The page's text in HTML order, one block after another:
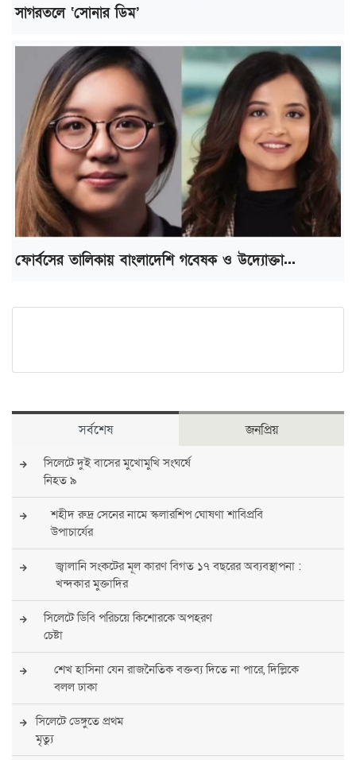
সাগরতলে ‘সোনার ডিম’
ফোর্বসের তালিকায় বাংলাদেশি গবেষক ও উদ্যোক্তা...
সর্বশেষ জনপ্রিয়
সিলেটে দুই বাসের মুখোমুখি সংঘর্ষে
নিহত ৯
শহীদ রুদ্র সেনের নামে স্কলারশিপ ঘোষণা শাবিপ্রবি
উপাচার্যের
জ্বালানি সংকটের মূল কারণ বিগত ১৭ বছরের অব্যবস্থাপনা :
খন্দকার মুক্তাদির
সিলেটে ডিবি পরিচয়ে কিশোরকে অপহরণ
চেষ্টা
শেখ হাসিনা যেন রাজনৈতিক বক্তব্য দিতে না পারে, দিল্লিকে
বলল ঢাকা
সিলেটে ডেঙ্গুতে প্রথম
মৃত্যু